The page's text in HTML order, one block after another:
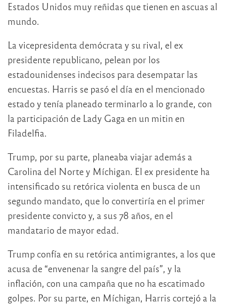
Estados Unidos muy reñidas que tienen en ascuas al
mundo.
La vicepresidenta demócrata y su rival, el ex
presidente republicano, pelean por los
estadounidenses indecisos para desempatar las
encuestas. Harris se pasó el día en el mencionado
estado y tenía planeado terminarlo a lo grande, con
la participación de Lady Gaga en un mitin en
Filadelfia.
Trump, por su parte, planeaba viajar además a
Carolina del Norte y Míchigan. El ex presidente ha
intensificado su retórica violenta en busca de un
segundo mandato, que lo convertiría en el primer
presidente convicto y, a sus 78 años, en el
mandatario de mayor edad.
Trump confía en su retórica antimigrantes, a los que
acusa de “envenenar la sangre del país”, y la
inflación, con una campaña que no ha escatimado
golpes. Por su parte, en Míchigan, Harris cortejó a la